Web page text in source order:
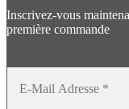
Inscrivez-vous
première commande